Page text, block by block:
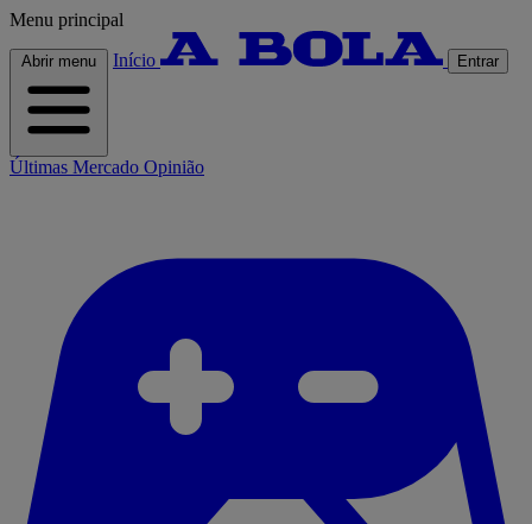
Menu principal
Abrir menu Início Entrar
Últimas Mercado Opinião